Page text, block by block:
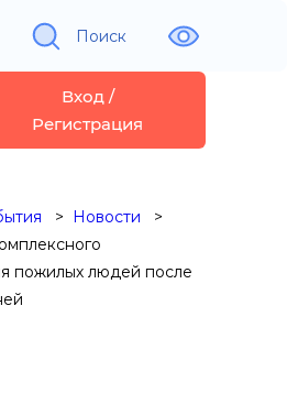
Поиск
Вход /
Регистрация
Новости
пожилых людей после